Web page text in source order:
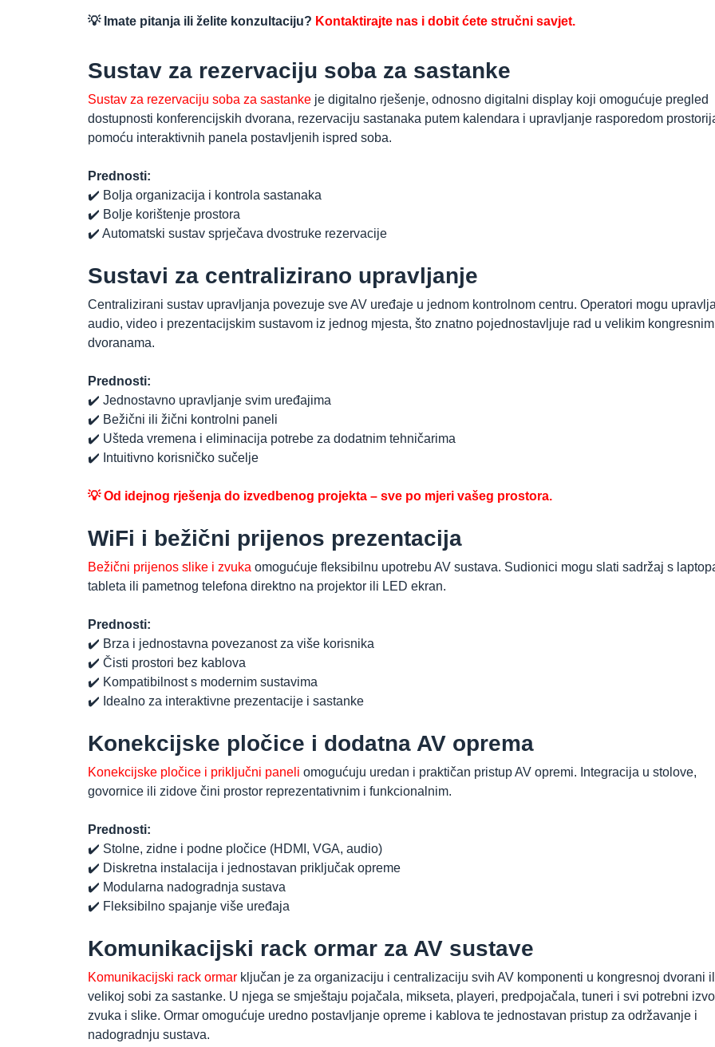
💡 Imate pitanja ili želite konzultaciju? Kontaktirajte nas i dobit ćete stručni savjet.
Sustav za rezervaciju soba za sastanke
Sustav za rezervaciju soba za sastanke je digitalno rješenje, odnosno digitalni display koji omogućuje pregled
dostupnosti konferencijskih dvorana, rezervaciju sastanaka putem kalendara i upravljanje rasporedom
pomoću interaktivnih panela postavljenih ispred soba.
Prednosti:
✔️ Bolja organizacija i kontrola sastanaka
✔️ Bolje korištenje prostora
✔️ Automatski sustav sprječava dvostruke rezervacije
Sustavi za centralizirano upravljanje
Centralizirani sustav upravljanja povezuje sve AV uređaje u jednom kontrolnom centru. Operatori mogu
audio, video i prezentacijskim sustavom iz jednog mjesta, što znatno pojednostavljuje rad u velikim kongresnim
dvoranama.
Prednosti:
✔️ Jednostavno upravljanje svim uređajima
✔️ Bežični ili žični kontrolni paneli
✔️ Ušteda vremena i eliminacija potrebe za dodatnim tehničarima
✔️ Intuitivno korisničko sučelje
💡 Od idejnog rješenja do izvedbenog projekta – sve po mjeri vašeg prostora.
WiFi i bežični prijenos prezentacija
Bežični prijenos slike i zvuka omogućuje fleksibilnu upotrebu AV sustava. Sudionici mogu slati sadržaj s
tableta ili pametnog telefona direktno na projektor ili LED ekran.
Prednosti:
✔️ Brza i jednostavna povezanost za više korisnika
✔️ Čisti prostori bez kablova
✔️ Kompatibilnost s modernim sustavima
✔️ Idealno za interaktivne prezentacije i sastanke
Konekcijske pločice i dodatna AV oprema
Konekcijske pločice i priključni paneli omogućuju uredan i praktičan pristup AV opremi. Integracija u stolove,
govornice ili zidove čini prostor reprezentativnim i funkcionalnim.
Prednosti:
✔️ Stolne, zidne i podne pločice (HDMI, VGA, audio)
✔️ Diskretna instalacija i jednostavan priključak opreme
✔️ Modularna nadogradnja sustava
✔️ Fleksibilno spajanje više uređaja
Komunikacijski rack ormar za AV sustave
Komunikacijski rack ormar ključan je za organizaciju i centralizaciju svih AV komponenti u kongresnoj dvorani
velikoj sobi za sastanke. U njega se smještaju pojačala, mikseta, playeri, predpojačala, tuneri i svi potrebni
zvuka i slike. Ormar omogućuje uredno postavljanje opreme i kablova te jednostavan pristup za održavanje i
nadogradnju sustava.